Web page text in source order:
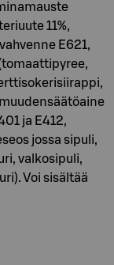
11%,
E621,
ja E412,
jossa sipuli,
valkosipuli,
Voi sisältää